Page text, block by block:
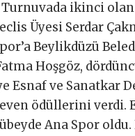
ikinci
Üyesi Serdar
Beylikdüzü
Hoşgöz,
Esnaf ve Sanatkar
ödüllerini verdi.
Ana Spor